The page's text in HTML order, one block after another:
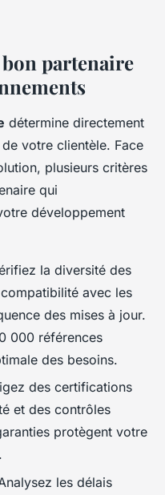
partenaire
détermine directement
votre clientèle. Face
plusieurs critères
qui
développement
la diversité des
avec les
des mises à jour.
000 références
des besoins.
des certifications
et des contrôles
protègent votre
les délais